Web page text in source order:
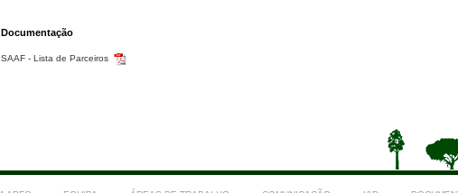
Documentação
SAAF - Lista de Parceiros